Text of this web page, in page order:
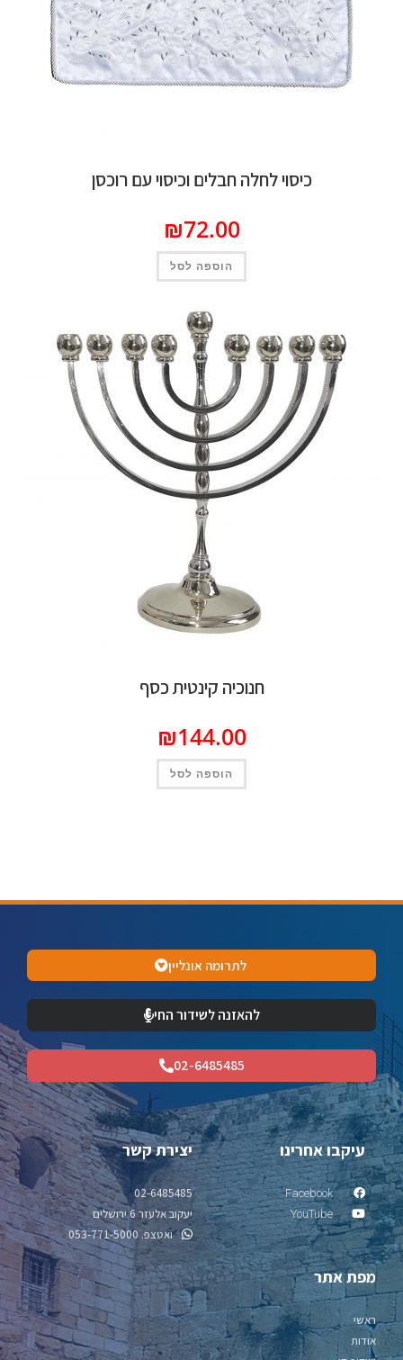
כיסוי לחלה חבלים וכיסוי עם רוכסן
₪72.00
הוספה לסל
חנוכיה קינטית כסף
₪144.00
הוספה לסל
מפת אתר
ראשי
אודות
יצירת קשר
02-6485485
יעקוב אלעזר 6 ירושלים
ואטצפ. 053-771-5000
עיקבו אחרינו
Facebook
YouTube
לתרומה אונליין
להאזנה לשידור החי
02-6485485